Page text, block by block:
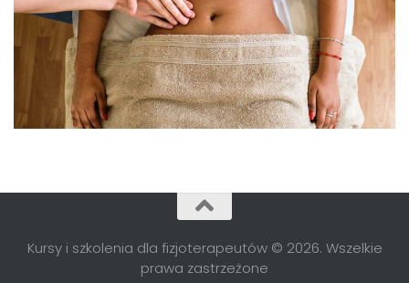
Kursy i szkolenia dla fizjoterapeutów © 2026. Wszelkie
prawa zastrzeżone